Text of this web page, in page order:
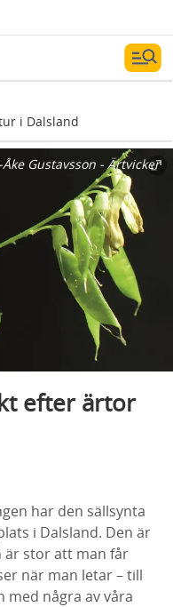
i Dalsland
Gustavsson - Ärtvicker
efter ärtor
har den sällsynta
i Dalsland. Den är
är stor att man får
när man letar – till
med några av våra